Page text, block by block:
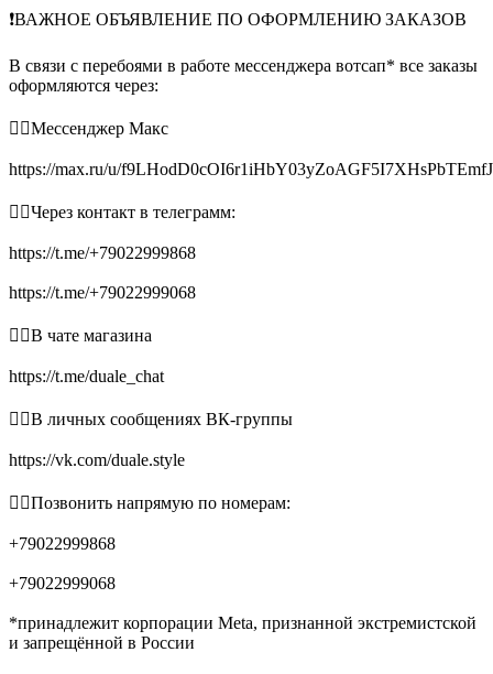
❗️ВАЖНОЕ ОБЪЯВЛЕНИЕ ПО ОФОРМЛЕНИЮ ЗАКАЗОВ
В связи с перебоями в работе мессенджера вотсап* все заказы
оформляются через:
👉🏻Мессенджер Макс
https://max.ru/u/
👉🏻Через контакт в телеграмм:
https://t.me/+79022999868
https://t.me/+79022999068
👉🏻В чате магазина
https://t.me/duale_chat
👉🏻В личных сообщениях ВК-группы
https://vk.com/duale.style
👉🏻Позвонить напрямую по номерам:
+79022999868
+79022999068
*принадлежит корпорации Meta, признанной экстремистской
и запрещённой в России